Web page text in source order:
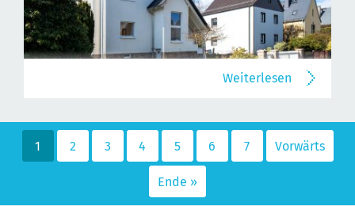
Weiterlesen
1 2 3 4 5 6 7 Vorwärts
Ende »